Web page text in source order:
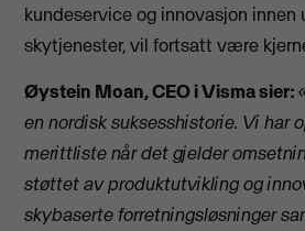
kundeservice og innovasjon innen
skytjenester, vil fortsatt være
Øystein Moan, CEO i Visma sier:
en nordisk suksesshistorie. Vi har
merittliste når det gjelder
støttet av produktutvikling og
skybaserte forretningsløsninger